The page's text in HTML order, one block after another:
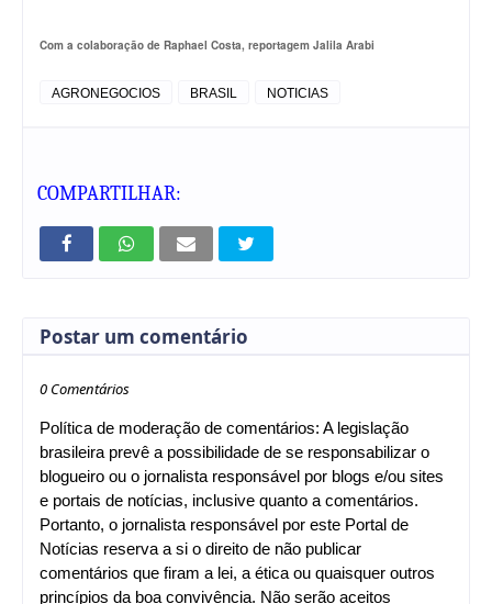
Com a colaboração de Raphael Costa, reportagem Jalila Arabi
AGRONEGOCIOS BRASIL NOTICIAS
COMPARTILHAR:
Postar um comentário
0 Comentários
Política de moderação de comentários: A legislação
brasileira prevê a possibilidade de se responsabilizar o
blogueiro ou o jornalista responsável por blogs e/ou sites
e portais de notícias, inclusive quanto a comentários.
Portanto, o jornalista responsável por este Portal de
Notícias reserva a si o direito de não publicar
comentários que firam a lei, a ética ou quaisquer outros
princípios da boa convivência. Não serão aceitos